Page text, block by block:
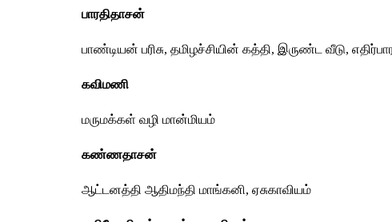
பாரதிதாசன்
பாண்டியன் பரிசு, தமிழச்சியின் கத்தி, இருண்ட வீடு,
கவிமணி
மருமக்கள் வழி மான்மியம்
கண்ணதாசன்
ஆட்டனத்தி ஆதிமந்தி மாங்கனி, ஏசுகாவியம்